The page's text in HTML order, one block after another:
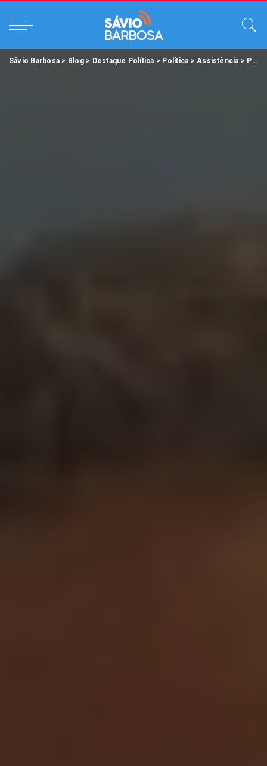
Sávio Barbosa > Blog> Destaque Política > Política >Assistência > Prefeito de Belém anuncia auxílio de R$ 500 reais para trabalhadores de Outeiro e novas medidas emergenciais para atender à população.